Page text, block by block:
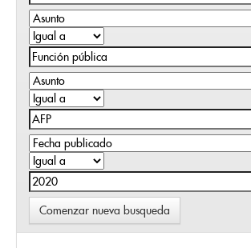
Comenzar nueva busqueda